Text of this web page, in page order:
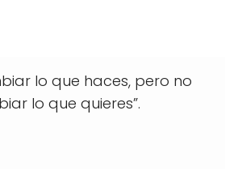
lo que haces, pero no
lo que quieres”.